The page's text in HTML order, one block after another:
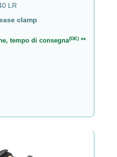
LR
clamp
tempo di consegna(DE) **